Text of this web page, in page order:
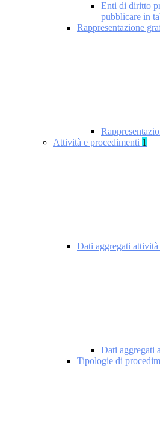
Enti di diritto
pubblicare in
Rappresentazione
Attività e procedimenti 1
Dati aggregati
Dati aggregati
Tipologie di